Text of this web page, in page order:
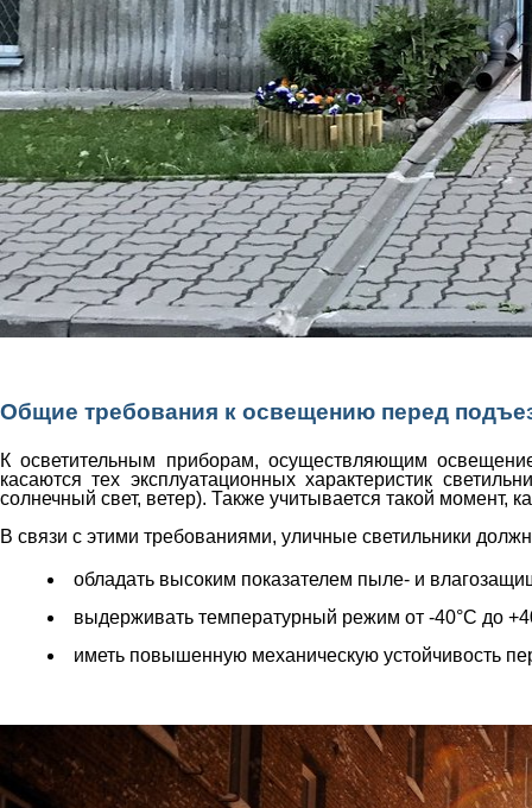
Общие требования к освещению перед
К осветительным приборам, осуществляющим
касаются тех эксплуатационных характеристик
солнечный свет, ветер). Также учитывается такой момент,
В связи с этими требованиями, уличные светильники
обладать высоким показателем пыле- и
выдерживать температурный режим от -40°С до
иметь повышенную механическую устойчивость